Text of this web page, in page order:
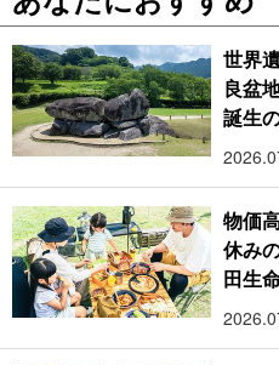
世界
良盆
誕生
物価
休み
田生